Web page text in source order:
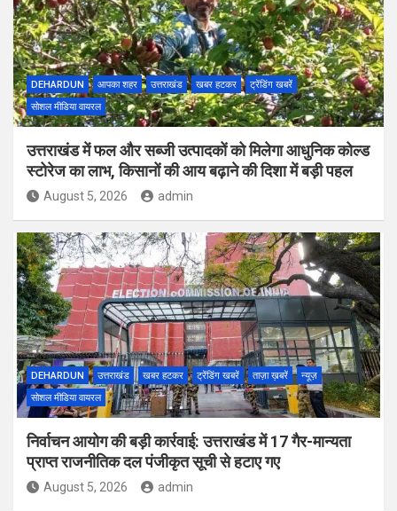
DEHARDUN आपका शहर उत्तराखंड खबर हटकर
ट्रेंडिंग खबरें
सोशल मीडिया वायरल
उत्तराखंड में फल और सब्जी उत्पादकों को मिलेगा आधुनिक कोल्ड
स्टोरेज का लाभ, किसानों की आय बढ़ाने की दिशा में बड़ी पहल
August 5, 2026 admin
DEHARDUN उत्तराखंड खबर हटकर ट्रेंडिंग खबरें ताज़ा ख़बरें
न्यूज़
सोशल मीडिया वायरल
निर्वाचन आयोग की बड़ी कार्रवाई: उत्तराखंड में 17 गैर-मान्यता
प्राप्त राजनीतिक दल पंजीकृत सूची से हटाए गए
August 5, 2026 admin